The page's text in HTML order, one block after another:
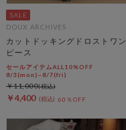
DOUX ARCHIVES
カットドッキングドロストワン
ピース
セールアイテムALL10%OFF
8/3(mon)~8/7(fri)
￥4,400 60％OFF
￥11,000